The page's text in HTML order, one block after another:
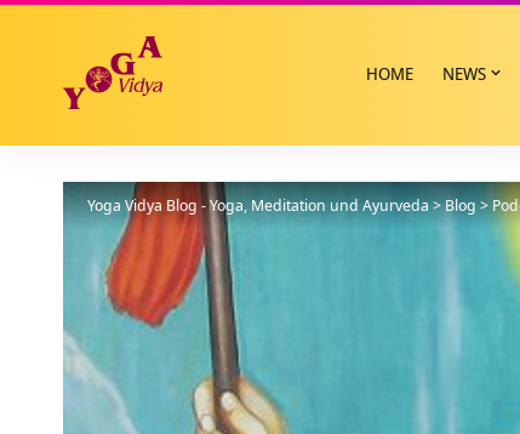
HOME NEWS
Yoga Vidya Blog - Yoga, Meditation und Ayurveda>Blog>